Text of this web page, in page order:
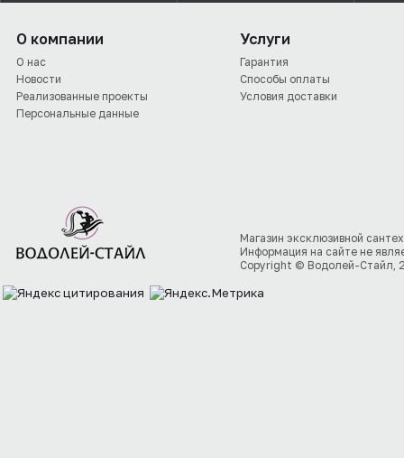
О компании
О нас
Новости
Реализованные проекты
Персональные данные
Услуги
Гарантия
Способы оплаты
Условия доставки
Магазин эксклюзивной
Информация на сайте не
Copyright © Водолей-Стайл,